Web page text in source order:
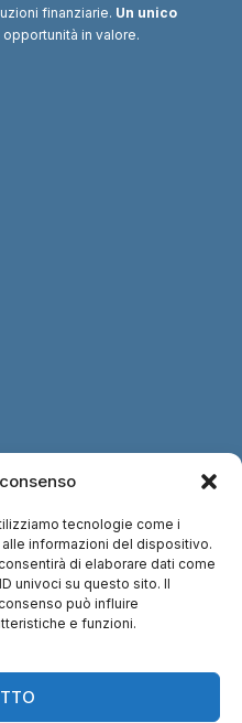
tecnologie come i
informazioni del dispositivo.
di elaborare dati come
univoci su questo sito. Il
può influire
e funzioni.
finanziarie. Un unico
in valore.
SU: